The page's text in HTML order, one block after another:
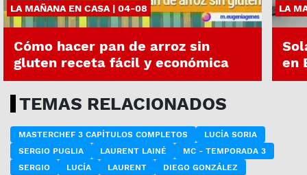
LA MAÑANA EN CASA | 04-08
Cómo hacer pan de arroz sin
gluten receta fácil y económica
LA
en
TEMAS RELACIONADOS
MASTERCHEF 3 CAPÍTULOS COMPLETOS
LUCÍA SORIA
SERGIO PUGLIA
LAURENT LAINÉ
MC - TEMPORADA 3
SERGIO
LUCÍA LAURENT DIEGO GONZÁLEZ